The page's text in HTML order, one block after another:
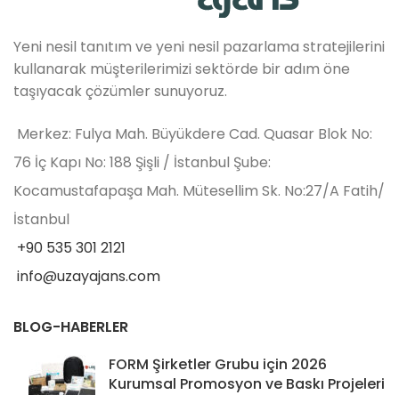
Yeni nesil tanıtım ve yeni nesil pazarlama stratejilerini
kullanarak müşterilerimizi sektörde bir adım öne
taşıyacak çözümler sunuyoruz.
Merkez: Fulya Mah. Büyükdere Cad. Quasar Blok No:
76 İç Kapı No: 188 Şişli / İstanbul Şube:
Kocamustafapaşa Mah. Mütesellim Sk. No:27/A Fatih/
İstanbul
+90 535 301 2121
info@uzayajans.com
BLOG-HABERLER
FORM Şirketler Grubu için 2026
Kurumsal Promosyon ve Baskı Projeleri